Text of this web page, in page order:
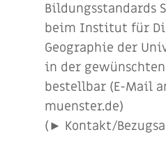
Bildungsstandards
beim Institut für
Geographie der
in der
bestellbar (E-Mail
muenster.de)
(► Kontakt/